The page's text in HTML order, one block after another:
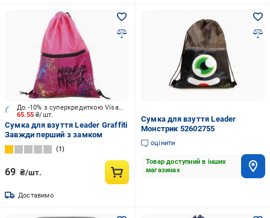
65.55₴/шт.
До -10% з суперкредиткою Visa Вигода
Сумка для взуття Leader Graffiti
Завжди перший з замком
1
69 ₴/шт.
Доставимо
Сумка для взуття Leader
Монстрик 52602755
оцінити
Товар доступний в інших
магазинах